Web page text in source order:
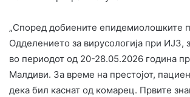
„Според добиените епидемиолошките
Одделението за вирусологија при ИЈЗ,
во периодот од 20-28.05.2026 година
Малдиви. За време на престојот,
дека бил каснат од комарец. Првите